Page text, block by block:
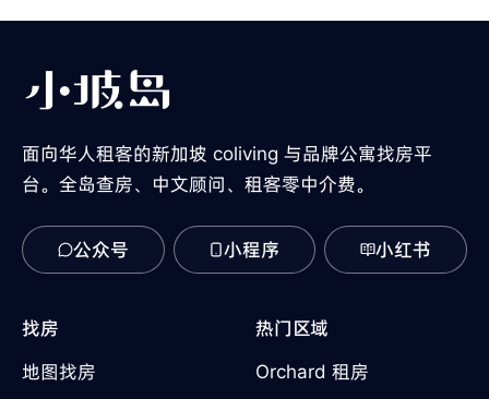
面向华人租客的新加坡 coliving 与品牌公寓找房平
台。全岛查房、中文顾问、租客零中介费。
公众号 小程序 小红书
找房
地图找房
热门区域
Orchard 租房